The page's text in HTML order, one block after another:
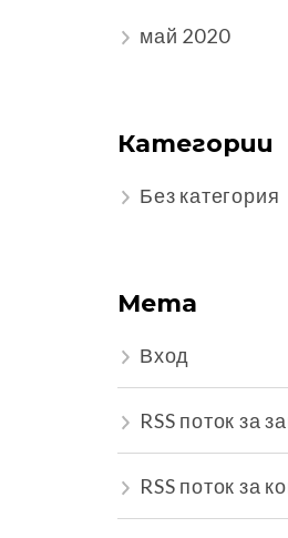
май 2020
Категории
Без категория
Мета
Вход
RSS поток за
RSS поток за